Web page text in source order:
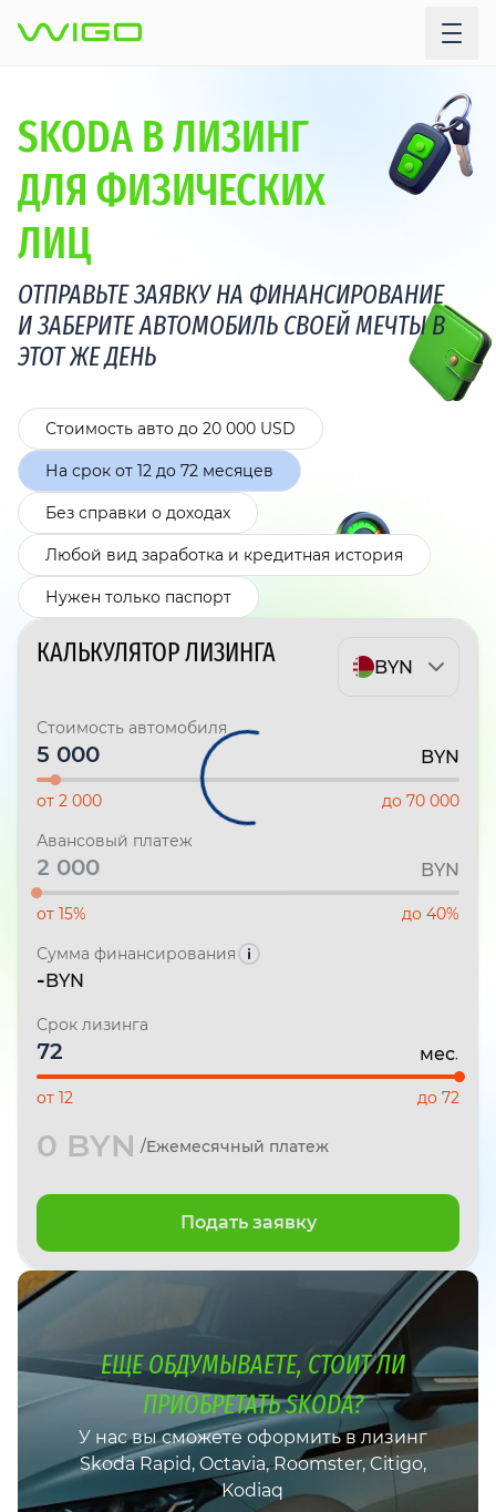
SKODA В ЛИЗИНГ
ДЛЯ ФИЗИЧЕСКИХ
ЛИЦ
ОТПРАВЬТЕ ЗАЯВКУ НА ФИНАНСИРОВАНИЕ
И ЗАБЕРИТЕ АВТОМОБИЛЬ СВОЕЙ МЕЧТЫ В
ЭТОТ ЖЕ ДЕНЬ
Стоимость авто до 20 000 USD
На срок от 12 до 72 месяцев
Без справки о доходах
Любой вид заработка и кредитная история
Нужен только паспорт
КАЛЬКУЛЯТОР ЛИЗИНГА BYN
Стоимость автомобиля
BYN
от 2 000
до 70 000
Авансовый платеж
BYN
от 15%
до 40%
Сумма финансирования
-BYN
Срок лизинга
мес.
от 12 до 72
0 BYN /Ежемесячный платеж
Подать заявку
ЕЩЕ ОБДУМЫВАЕТЕ, СТОИТ ЛИ
ПРИОБРЕТАТЬ SKODA?
У нас вы сможете оформить в лизинг
Skoda Rapid, Octavia, Roomster, Citigo,
Kodiaq